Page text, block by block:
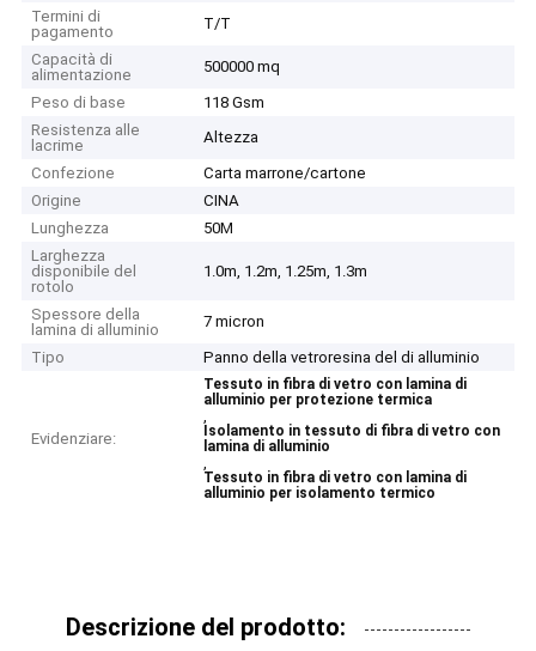
Termini di
pagamento
T/T
Capacità di
alimentazione
500000 mq
Peso di base
118 Gsm
Resistenza alle
lacrime
Altezza
Confezione
Carta marrone/cartone
Origine
CINA
Lunghezza
50M
Larghezza
disponibile del
rotolo
1.0m, 1.2m, 1.25m, 1.3m
Spessore della
lamina di alluminio
7 micron
Tipo
Panno della vetroresina del di alluminio
Evidenziare:
Tessuto in fibra di vetro con lamina di
alluminio per protezione termica
,
Isolamento in tessuto di fibra di vetro con
lamina di alluminio
,
Tessuto in fibra di vetro con lamina di
alluminio per isolamento termico
Descrizione del prodotto: